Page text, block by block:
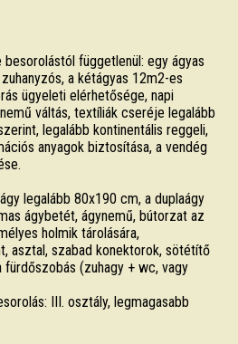
függetlenül: egy ágyas
a kétágyas 12m2-es
ügyeleti elérhetősége, napi
váltás, textíliák cseréje legalább
legalább kontinentális reggeli,
anyagok biztosítása, a vendég
legalább 80x190 cm, a duplaágy
ágybetét, ágynemű, bútorzat az
holmik tárolására,
asztal, szabad konektorok, sötétítő
(zuhagy + wc, vagy
III. osztály, legmagasabb